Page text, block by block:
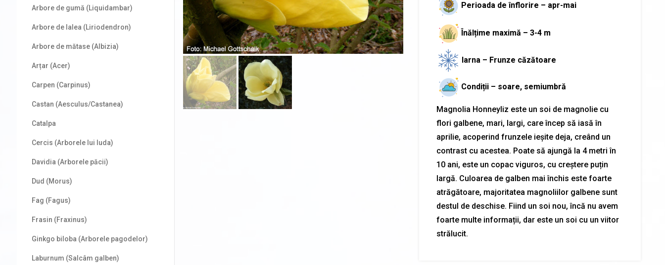
Perioada de înflorire – apr-mai
Înălțime maximă – 3-4 m
Iarna – Frunze căzătoare
Condiții – soare, semiumbră
Magnolia Honneyliz este un soi de magnolie cu
flori galbene, mari, largi, care încep să iasă în
aprilie, acoperind frunzele ieșite deja, creând un
contrast cu acestea. Poate să ajungă la 4 metri în
10 ani, este un copac viguros, cu creștere puțin
largă. Culoarea de galben mai închis este foarte
atrăgătoare, majoritatea magnoliilor galbene sunt
destul de deschise. Fiind un soi nou, încă nu avem
foarte multe informații, dar este un soi cu un viitor
strălucit.
Arbore de gumă (Liquidambar)
Arbore de lalea (Liriodendron)
Arbore de mătase (Albizia)
Arțar (Acer)
Carpen (Carpinus)
Castan (Aesculus/Castanea)
Catalpa
Cercis (Arborele lui Iuda)
Davidia (Arborele păcii)
Dud (Morus)
Fag (Fagus)
Frasin (Fraxinus)
Ginkgo biloba (Arborele pagodelor)
Laburnum (Salcâm galben)